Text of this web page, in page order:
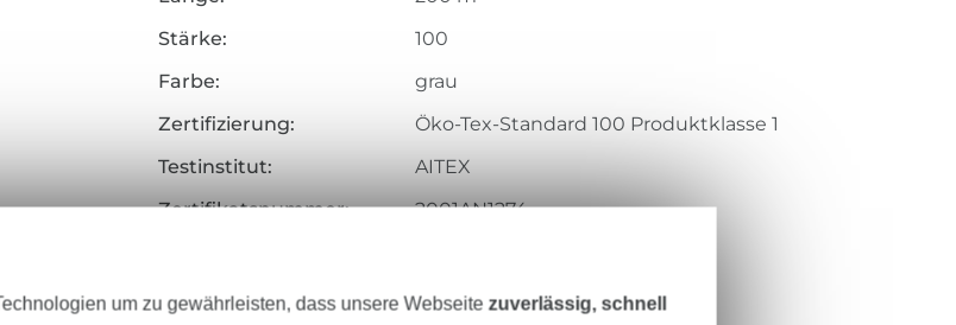
– 90
Stärke:
100
Farbe:
grau
Zertifizierung:
Öko-Tex-Standard 100 Produktklasse 1
Testinstitut:
AITEX
Zertifikatsnummer:
2001AN1274
Hersteller-Kontaktdaten
um zu gewährleisten, dass unsere Webseitezuverlässig, schnell